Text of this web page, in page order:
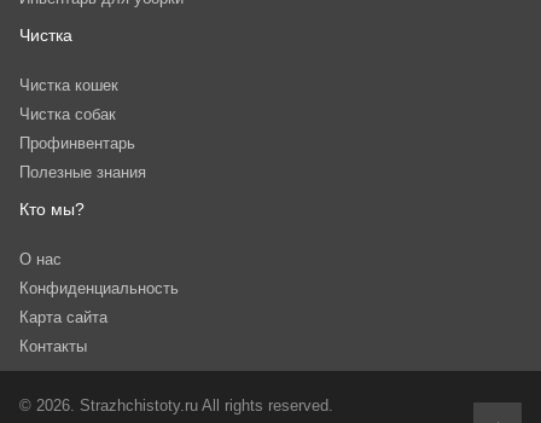
Чистка
Чистка кошек
Чистка собак
Профинвентарь
Полезные знания
Кто мы?
О нас
Конфиденциальность
Карта сайта
Контакты
© 2026. Strazhchistoty.ru All rights reserved.